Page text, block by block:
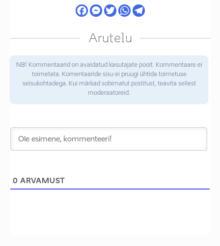
Arutelu
NB! Kommentaarid on avaldatud kasutajate poolt. Kommentaare ei
toimetata. Komentaaride sisu ei pruugi ühtida toimetuse
seisukohtadega. Kui märkad sobimatut postitust, teavita sellest
moderaatoreid.
0 ARVAMUST